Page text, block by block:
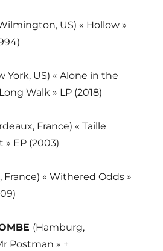
US) « Hollow »
York, US) « Alone in the
Walk » LP (2018)
France) « Taille
» EP (2003)
France) « Withered Odds »
(Hamburg,
Postman » +